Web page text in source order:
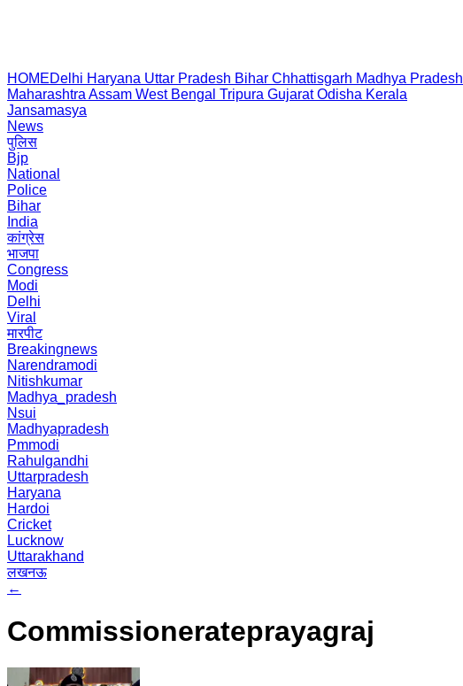
HOMEDelhi Haryana Uttar Pradesh Bihar Chhattisgarh Madhya Pradesh
Maharashtra Assam West Bengal Tripura Gujarat Odisha Kerala
Jansamasya
News
पुलिस
Bjp
National
Police
Bihar
India
कांग्रेस
भाजपा
Congress
Modi
Delhi
Viral
मारपीट
Breakingnews
Narendramodi
Nitishkumar
Madhya_pradesh
Nsui
Madhyapradesh
Pmmodi
Rahulgandhi
Uttarpradesh
Haryana
Hardoi
Cricket
Lucknow
Uttarakhand
लखनऊ
←
Commissionerateprayagraj